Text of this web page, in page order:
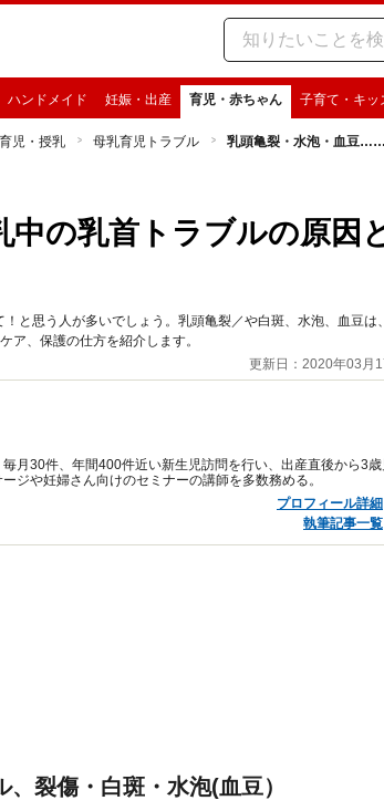
ハンドメイド 妊娠・出産 育児・赤ちゃん 子育て・キッ
児・授乳 母乳育児トラブル 乳頭亀裂・水泡・血豆
の乳首トラブルの原因
と思う人が多いでしょう。乳頭亀裂／や白斑、水泡、血豆は
ア、保護の仕方を紹介します。
更新日：2020年03月
月30件、年間400件近い新生児訪問を行い、出産直後から3
ジや妊婦さん向けのセミナーの講師を多数務める。
プロフィール詳細
執筆記事一覧
裂傷・白斑・水泡(血豆）